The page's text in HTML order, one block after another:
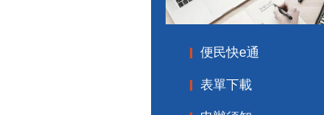
便民快e通
表單下載